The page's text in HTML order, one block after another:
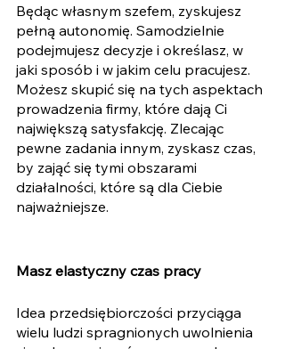
Będąc własnym szefem, zyskujesz
pełną autonomię. Samodzielnie
podejmujesz decyzje i określasz, w
jaki sposób i w jakim celu pracujesz.
Możesz skupić się na tych aspektach
prowadzenia firmy, które dają Ci
największą satysfakcję. Zlecając
pewne zadania innym, zyskasz czas,
by zająć się tymi obszarami
działalności, które są dla Ciebie
najważniejsze.
Masz elastyczny czas pracy
Idea przedsiębiorczości przyciąga
wielu ludzi spragnionych uwolnienia